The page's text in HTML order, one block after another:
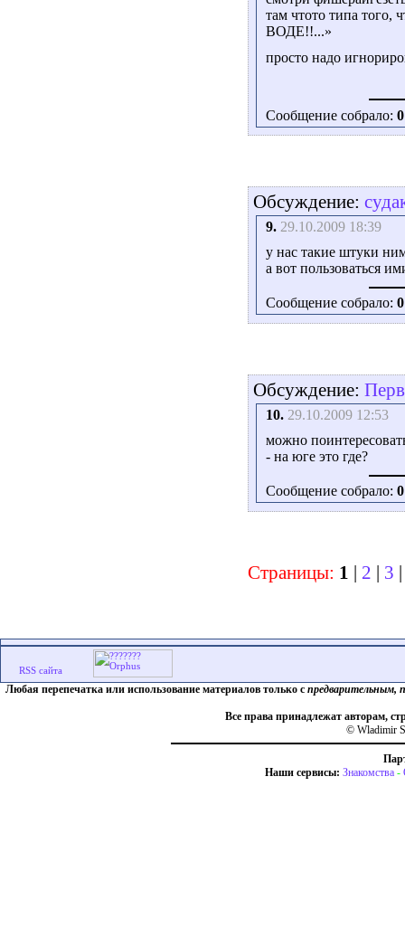
там чтото типа
ВОДЕ!!...»
просто надо
Сообщение собрало: 0
Обсуждение:
9. 29.10.2009 18:39
у нас такие штуки
а вот пользоваться
Сообщение собрало: 0
Обсуждение:
10. 29.10.2009 12:53
можно
- на юге это где?
Сообщение собрало: 0
Страницы: 1 2 3
Любая перепечатка или использование материалов только с предварительным,
Все права принадлежат авторам,
© Wladimir
Наши сервисы: Знакомства -